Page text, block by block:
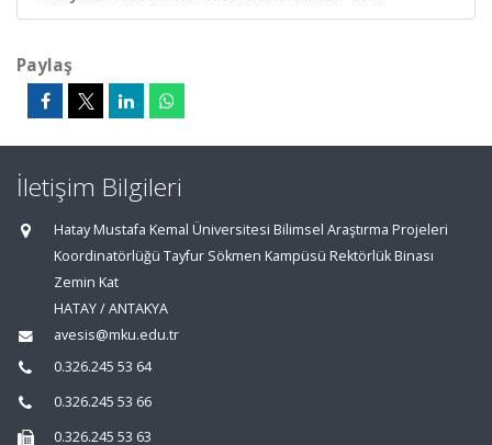
Paylaş
İletişim Bilgileri
Hatay Mustafa Kemal Üniversitesi Bilimsel Araştırma Projeleri
Koordinatörlüğü Tayfur Sökmen Kampüsü Rektörlük Binası
Zemin Kat
HATAY / ANTAKYA
avesis@mku.edu.tr
0.326.245 53 64
0.326.245 53 66
0.326.245 53 63